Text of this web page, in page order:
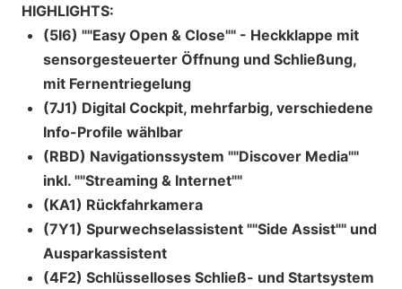
HIGHLIGHTS:
(5I6) ""Easy Open & Close"" - Heckklappe mit
sensorgesteuerter Öffnung und Schließung,
mit Fernentriegelung
(7J1) Digital Cockpit, mehrfarbig, verschiedene
Info-Profile wählbar
(RBD) Navigationssystem ""Discover Media""
inkl. ""Streaming & Internet""
(KA1) Rückfahrkamera
(7Y1) Spurwechselassistent ""Side Assist"" und
Ausparkassistent
(4F2) Schlüsselloses Schließ- und Startsystem